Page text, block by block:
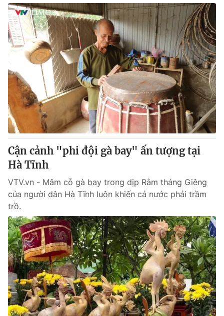
Cận cảnh "phi đội gà bay" ấn tượng tại
Hà Tĩnh
VTV.vn - Mâm cỗ gà bay trong dịp Rằm tháng Giêng
của người dân Hà Tĩnh luôn khiến cả nước phải trầm
trồ.